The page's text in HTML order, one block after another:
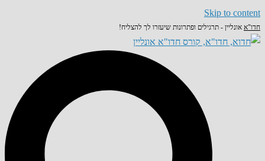
Skip to content
חדו"א אונליין - תרגילים ופתרונות שיעזרו לך להצליח!